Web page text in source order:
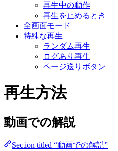
再生中の動作
再生を止めるとき
全画面モード
特殊な再生
ランダム再生
ログあり再生
ページ送りボタン
再生方法
動画での解説
Section titled “動画での解説”